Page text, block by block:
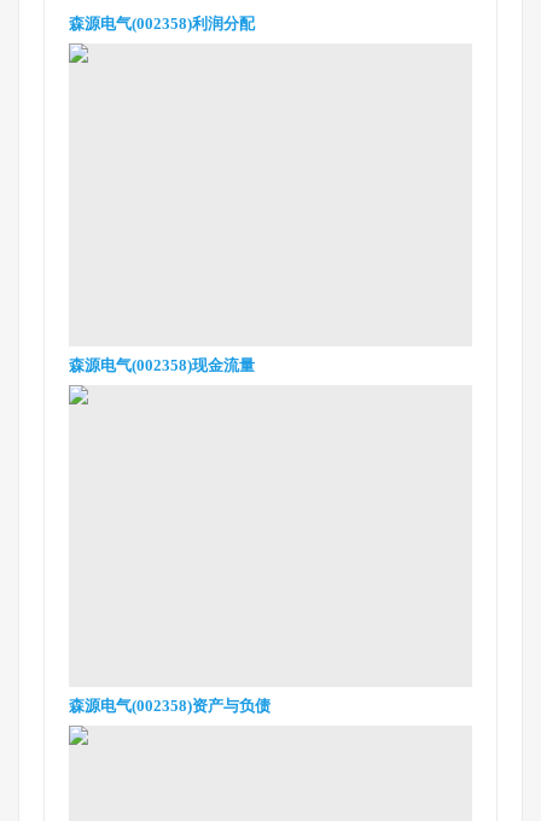
森源电气(002358)利润分配
森源电气(002358)现金流量
森源电气(002358)资产与负债